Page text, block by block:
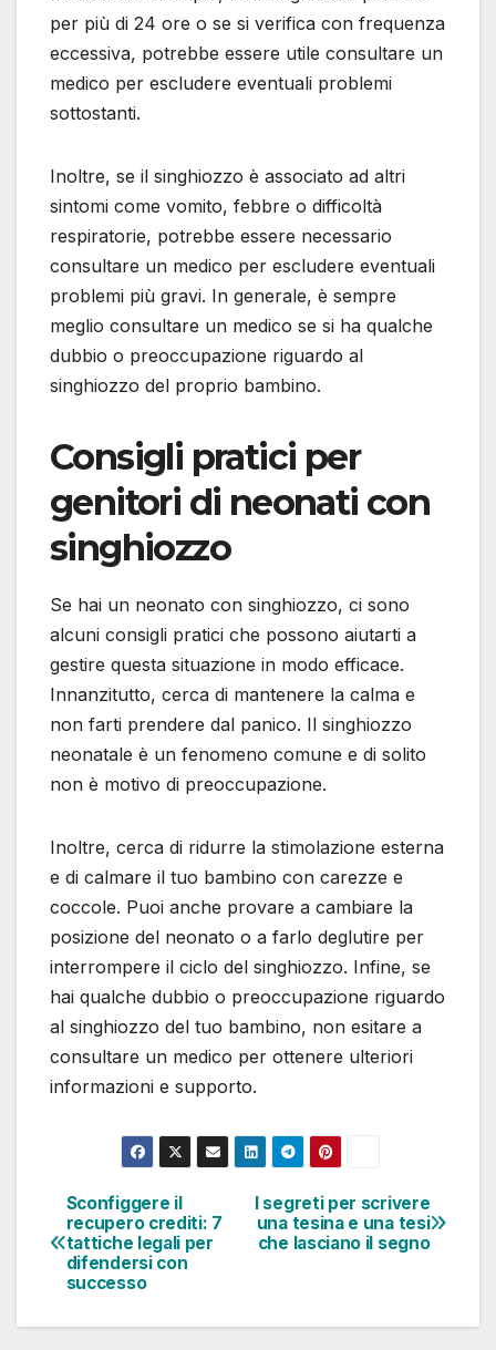
per più di 24 ore o se si verifica con frequenza
eccessiva, potrebbe essere utile consultare un
medico per escludere eventuali problemi
sottostanti.
Inoltre, se il singhiozzo è associato ad altri
sintomi come vomito, febbre o difficoltà
respiratorie, potrebbe essere necessario
consultare un medico per escludere eventuali
problemi più gravi. In generale, è sempre
meglio consultare un medico se si ha qualche
dubbio o preoccupazione riguardo al
singhiozzo del proprio bambino.
Consigli pratici per
genitori di neonati con
singhiozzo
Se hai un neonato con singhiozzo, ci sono
alcuni consigli pratici che possono aiutarti a
gestire questa situazione in modo efficace.
Innanzitutto, cerca di mantenere la calma e
non farti prendere dal panico. Il singhiozzo
neonatale è un fenomeno comune e di solito
non è motivo di preoccupazione.
Inoltre, cerca di ridurre la stimolazione esterna
e di calmare il tuo bambino con carezze e
coccole. Puoi anche provare a cambiare la
posizione del neonato o a farlo deglutire per
interrompere il ciclo del singhiozzo. Infine, se
hai qualche dubbio o preoccupazione riguardo
al singhiozzo del tuo bambino, non esitare a
consultare un medico per ottenere ulteriori
informazioni e supporto.
Navigazione
articoli
I segreti per scrivere
una tesina e una tesi
che lasciano il segno
Sconfiggere il
recupero crediti: 7
tattiche legali per
difendersi con
successo